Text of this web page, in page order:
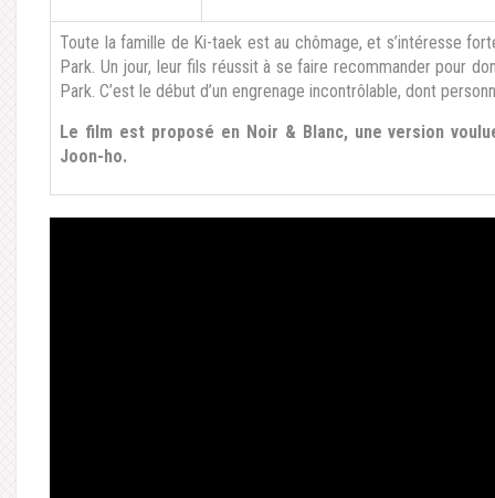
Toute la famille de Ki-taek est au chômage, et s’intéresse
Park. Un jour, leur fils réussit à se faire recommander pour
Park. C’est le début d’un engrenage incontrôlable, dont
Le film est proposé en Noir & Blanc, une version
Joon-ho.